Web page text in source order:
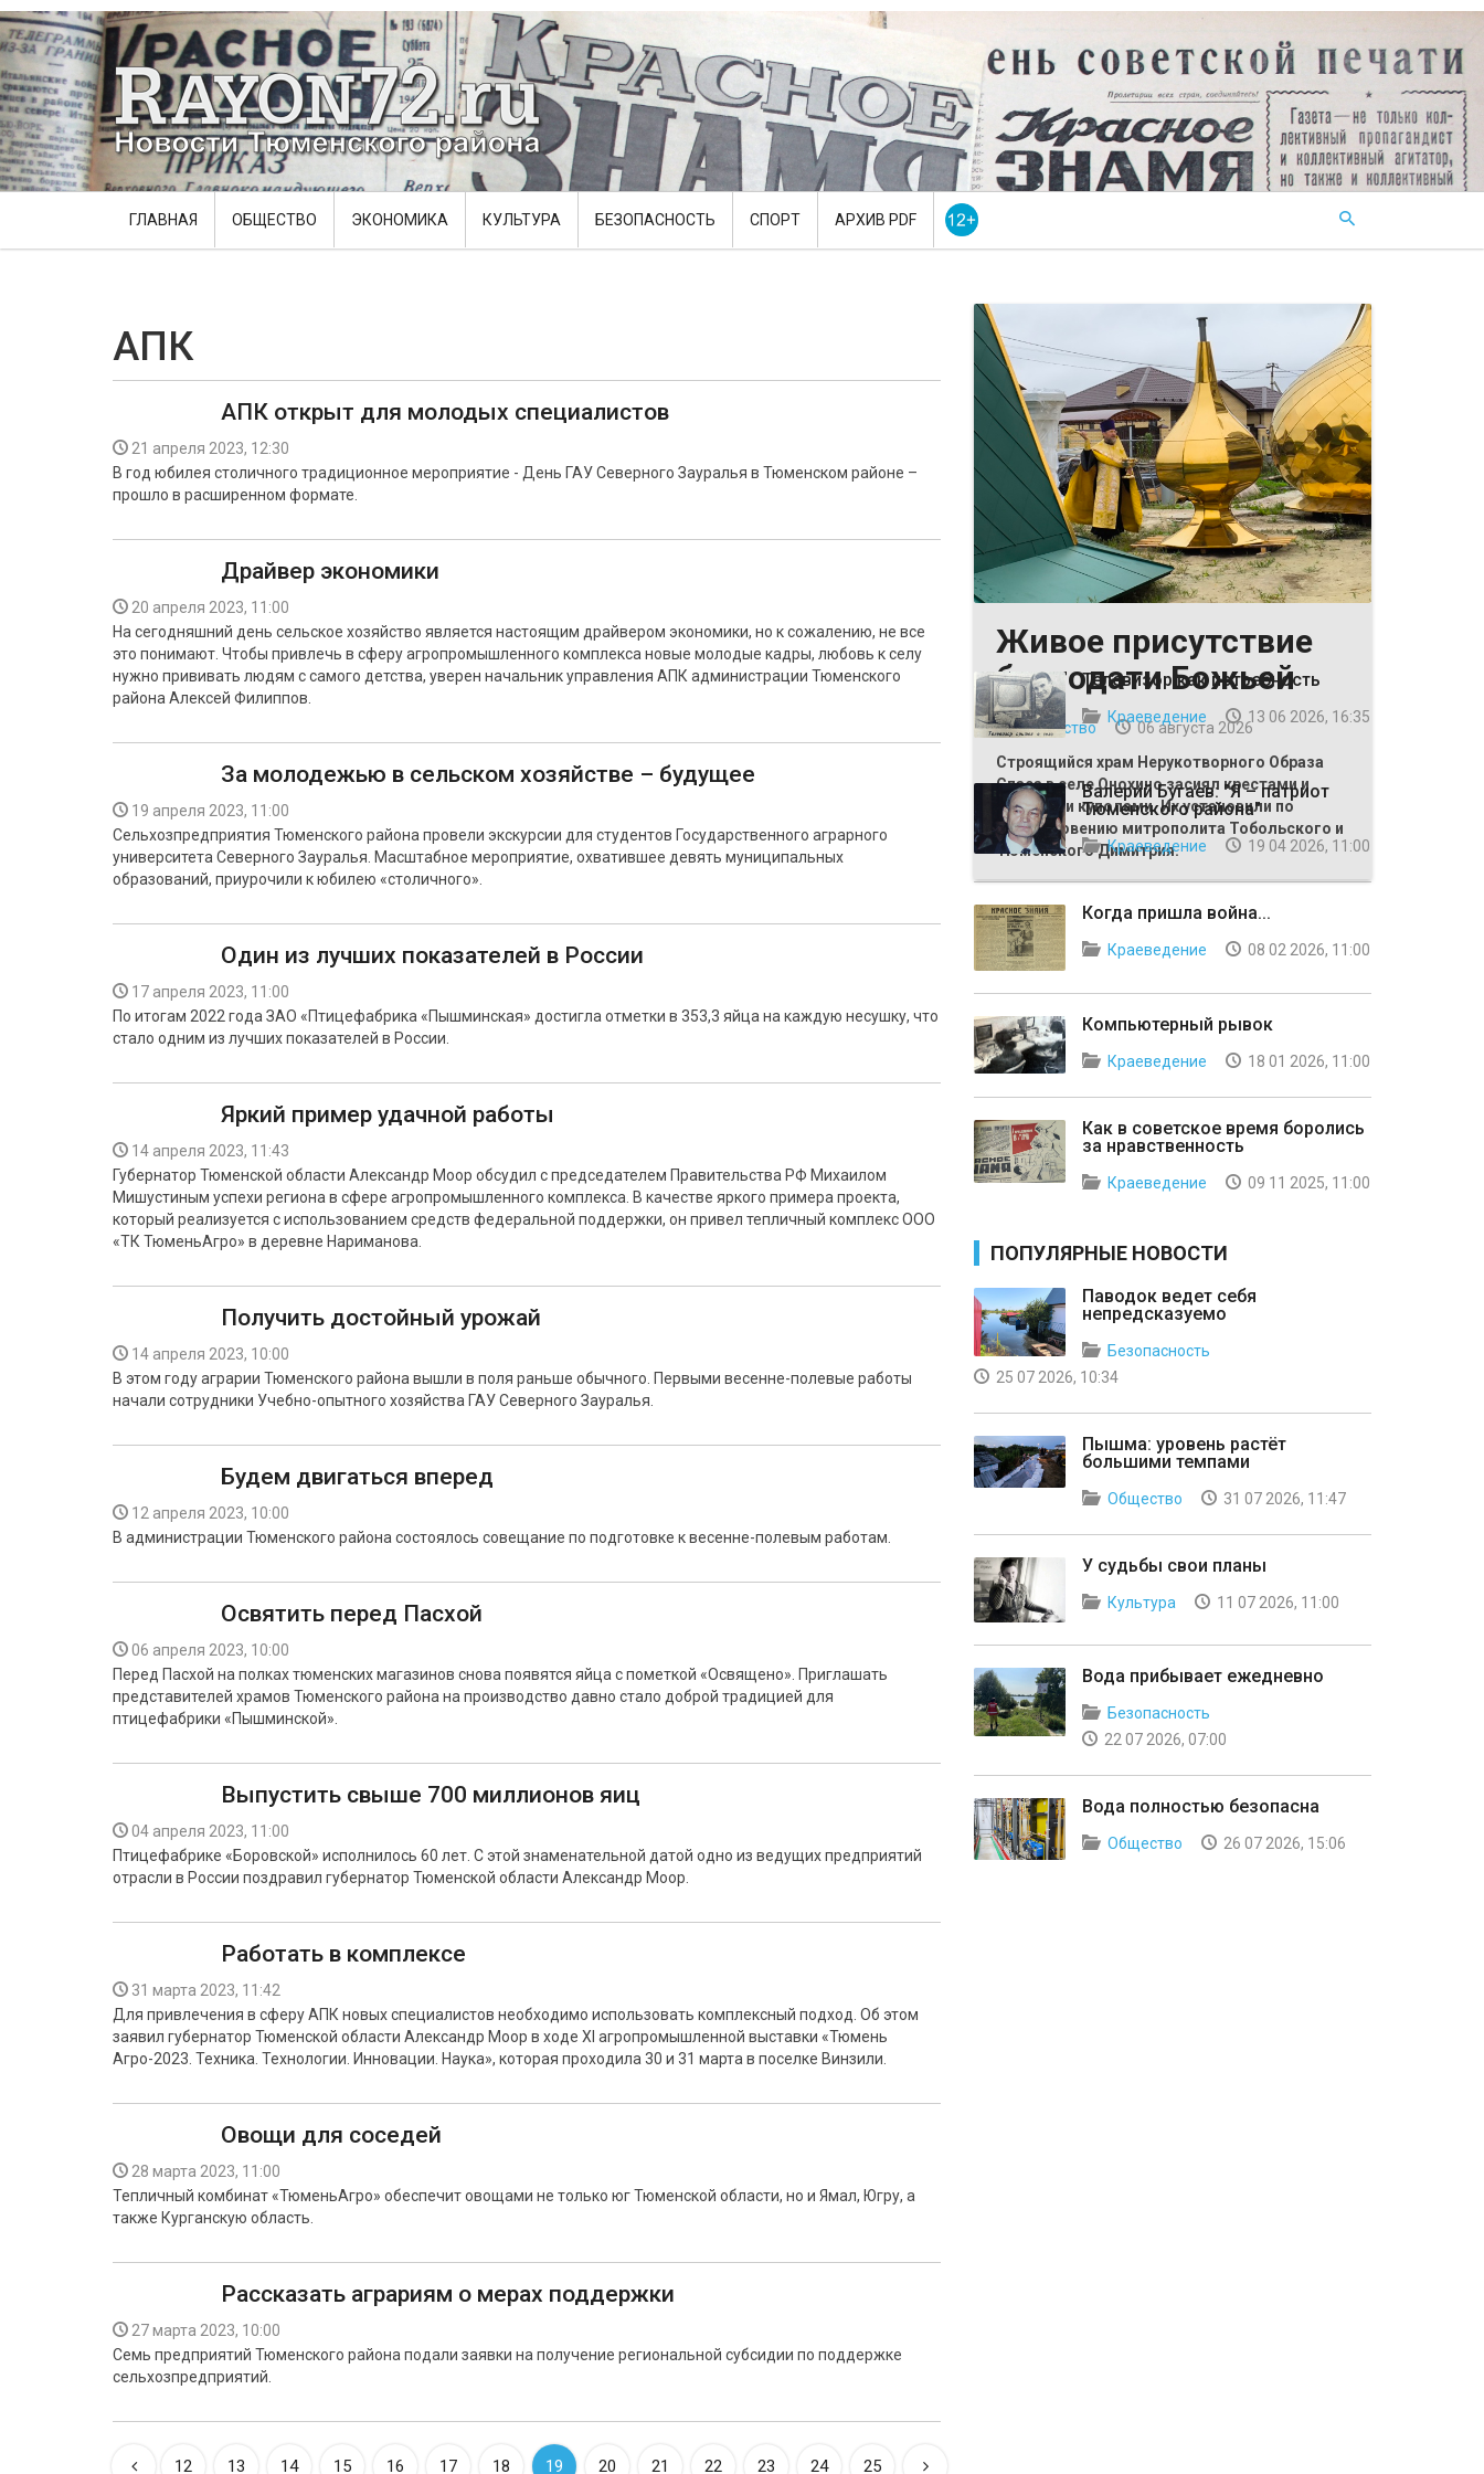
ГЛАВНАЯ ОБЩЕСТВО ЭКОНОМИКА КУЛЬТУРА БЕЗОПАСНОСТЬ СПОРТ АРХИВ PDF
АПК
АПК открыт для молодых специалистов
21 апреля 2023, 12:30
В год юбилея столичного традиционное мероприятие - День ГАУ Северного Зауралья в Тюменском районе –
прошло в расширенном формате.
Драйвер экономики
20 апреля 2023, 11:00
На сегодняшний день сельское хозяйство является настоящим драйвером экономики, но к сожалению, не все
это понимают. Чтобы привлечь в сферу агропромышленного комплекса новые молодые кадры, любовь к селу
нужно прививать людям с самого детства, уверен начальник управления АПК администрации Тюменского
района Алексей Филиппов.
За молодежью в сельском хозяйстве – будущее
19 апреля 2023, 11:00
Сельхозпредприятия Тюменского района провели экскурсии для студентов Государственного аграрного
университета Северного Зауралья. Масштабное мероприятие, охватившее девять муниципальных
образований, приурочили к юбилею «столичного».
Один из лучших показателей в России
17 апреля 2023, 11:00
По итогам 2022 года ЗАО «Птицефабрика «Пышминская» достигла отметки в 353,3 яйца на каждую несушку, что
стало одним из лучших показателей в России.
Яркий пример удачной работы
14 апреля 2023, 11:43
Губернатор Тюменской области Александр Моор обсудил с председателем Правительства РФ Михаилом
Мишустиным успехи региона в сфере агропромышленного комплекса. В качестве яркого примера проекта,
который реализуется с использованием средств федеральной поддержки, он привел тепличный комплекс ООО
«ТК ТюменьАгро» в деревне Нариманова.
Получить достойный урожай
14 апреля 2023, 10:00
В этом году аграрии Тюменского района вышли в поля раньше обычного. Первыми весенне-полевые работы
начали сотрудники Учебно-опытного хозяйства ГАУ Северного Зауралья.
Будем двигаться вперед
12 апреля 2023, 10:00
В администрации Тюменского района состоялось совещание по подготовке к весенне-полевым работам.
Освятить перед Пасхой
06 апреля 2023, 10:00
Перед Пасхой на полках тюменских магазинов снова появятся яйца с пометкой «Освящено». Приглашать
представителей храмов Тюменского района на производство давно стало доброй традицией для
птицефабрики «Пышминской».
Выпустить свыше 700 миллионов яиц
04 апреля 2023, 11:00
Птицефабрике «Боровской» исполнилось 60 лет. С этой знаменательной датой одно из ведущих предприятий
отрасли в России поздравил губернатор Тюменской области Александр Моор.
Работать в комплексе
31 марта 2023, 11:42
Для привлечения в сферу АПК новых специалистов необходимо использовать комплексный подход. Об этом
заявил губернатор Тюменской области Александр Моор в ходе XI агропромышленной выставки «Тюмень
Агро-2023. Техника. Технологии. Инновации. Наука», которая проходила 30 и 31 марта в поселке Винзили.
Овощи для соседей
28 марта 2023, 11:00
Тепличный комбинат «ТюменьАгро» обеспечит овощами не только юг Тюменской области, но и Ямал, Югру, а
также Курганскую область.
Рассказать аграриям о мерах поддержки
27 марта 2023, 10:00
Семь предприятий Тюменского района подали заявки на получение региональной субсидии по поддержке
сельхозпредприятий.
12 13 14 15 16 17 18 19 20 21 22 23 24 25
Живое присутствие
благодати Божьей
Общество
06 августа 2026
Строящийся храм Нерукотворного Образа
Спаса в селе Онохино засиял крестами и
главными куполами. Их установили по
благословению митрополита Тобольского и
Тюменского Димитрия.
ВЫБОР РЕДАКЦИИ
Телевизор как потребность
Краеведение 13 06 2026, 16:35
Валерий Бугаев: "Я – патриот
Тюменского района"
Краеведение 19 04 2026, 11:00
Когда пришла война...
Краеведение 08 02 2026, 11:00
Компьютерный рывок
Краеведение 18 01 2026, 11:00
Как в советское время боролись
за нравственность
Краеведение 09 11 2025, 11:00
ПОПУЛЯРНЫЕ НОВОСТИ
Паводок ведет себя
непредсказуемо
Безопасность
25 07 2026, 10:34
Пышма: уровень растёт
большими темпами
Общество 31 07 2026, 11:47
У судьбы свои планы
Культура 11 07 2026, 11:00
Вода прибывает ежедневно
Безопасность
22 07 2026, 07:00
Вода полностью безопасна
Общество 26 07 2026, 15:06